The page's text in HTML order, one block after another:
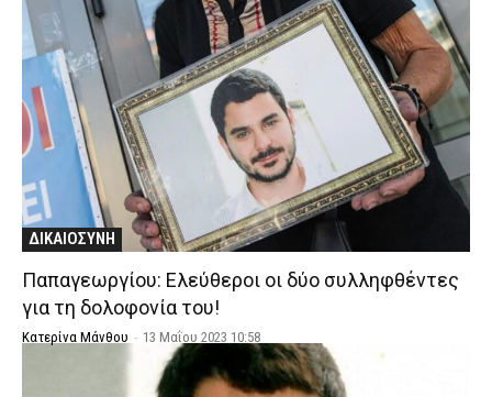
ΔΙΚΑΙΟΣΥΝΗ
Παπαγεωργίου: Ελεύθεροι οι δύο συλληφθέντες
για τη δολοφονία του!
Κατερίνα Μάνθου - 13 Μαΐου 2023 10:58